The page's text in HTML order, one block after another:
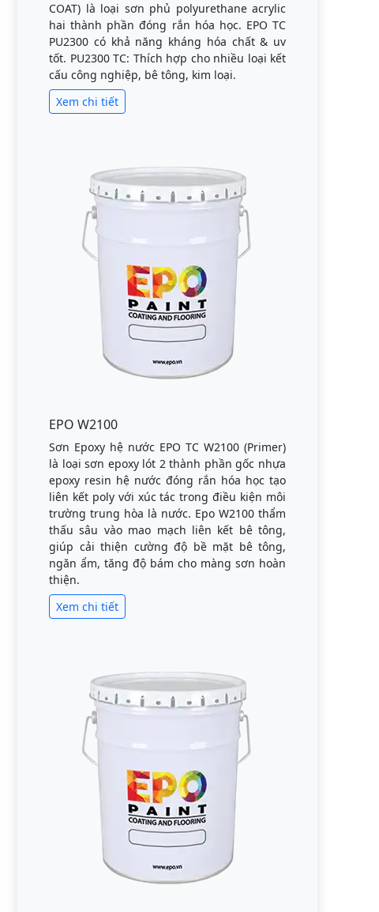
COAT) là loại sơn phủ polyurethane acrylic
hai thành phần đóng rắn hóa học. EPO TC
PU2300 có khả năng kháng hóa chất & uv
tốt. PU2300 TC: Thích hợp cho nhiều loại kết
cấu công nghiệp, bê tông, kim loại.
Xem chi tiết
EPO W2100
Sơn Epoxy hệ nước EPO TC W2100 (Primer)
là loại sơn epoxy lót 2 thành phần gốc nhựa
epoxy resin hệ nước đóng rắn hóa học tạo
liên kết poly với xúc tác trong điều kiện môi
trường trung hòa là nước. Epo W2100 thẩm
thấu sâu vào mao mạch liên kết bê tông,
giúp cải thiện cường độ bề mặt bê tông,
ngăn ẩm, tăng độ bám cho màng sơn hoàn
thiện.
Xem chi tiết